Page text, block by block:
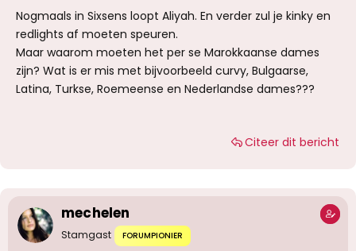
Nogmaals in Sixsens loopt Aliyah. En verder zul je kinky en
redlights af moeten speuren.
Maar waarom moeten het per se Marokkaanse dames
zijn? Wat is er mis met bijvoorbeeld curvy, Bulgaarse,
Latina, Turkse, Roemeense en Nederlandse dames???
Citeer dit bericht
mechelen
Stamgast FORUMPIONIER